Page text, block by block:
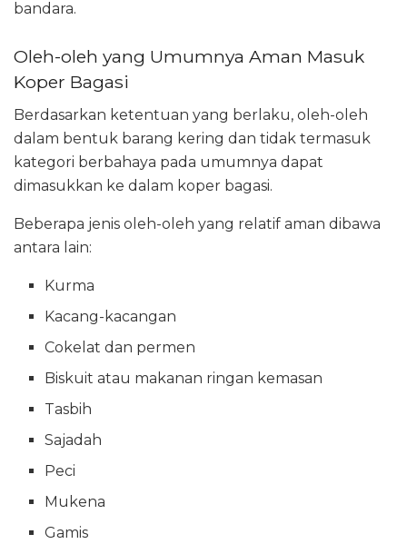
bandara.
Oleh-oleh yang Umumnya Aman Masuk
Koper Bagasi
Berdasarkan ketentuan yang berlaku, oleh-oleh
dalam bentuk barang kering dan tidak termasuk
kategori berbahaya pada umumnya dapat
dimasukkan ke dalam koper bagasi.
Beberapa jenis oleh-oleh yang relatif aman dibawa
antara lain:
Kurma
Kacang-kacangan
Cokelat dan permen
Biskuit atau makanan ringan kemasan
Tasbih
Sajadah
Peci
Mukena
Gamis